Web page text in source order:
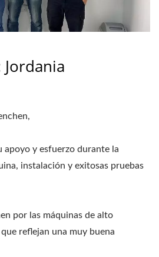
Jordania
apoyo y esfuerzo durante la
instalación y exitosas pruebas
por las máquinas de alto
reflejan una muy buena